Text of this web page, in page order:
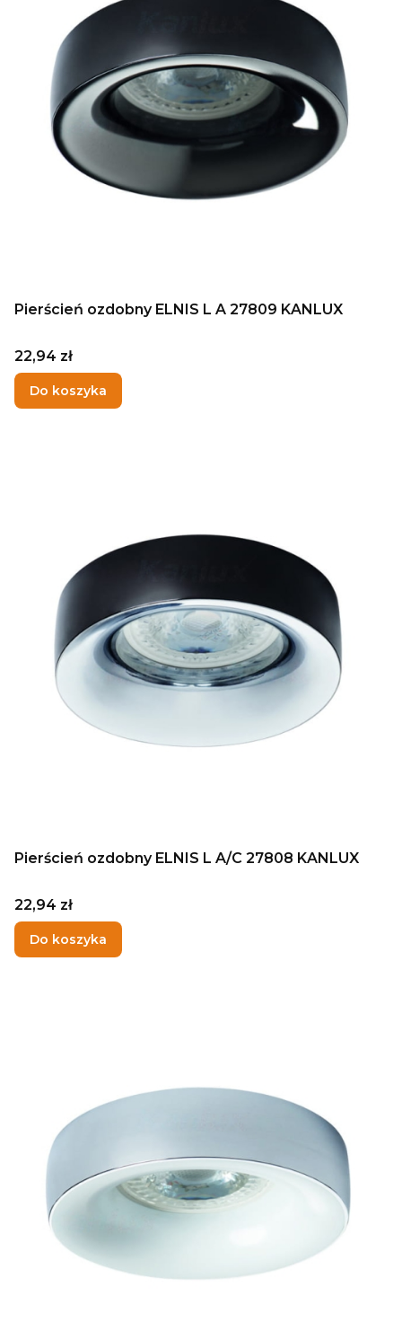
Pierścień ozdobny ELNIS L A 27809 KANLUX
Cena
22,94 zł
Do koszyka
Pierścień ozdobny ELNIS L A/C 27808 KANLUX
Cena
22,94 zł
Do koszyka